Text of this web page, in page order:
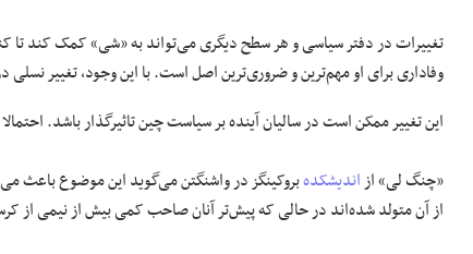
تغییرات در دفتر سیاسی و هر سطح دیگری می‌تواند به «شی» کمک کند تا
وفاداری برای او مهم‌ترین و ضروری‌ترین اصل است. با این وجود، تغییر
این تغییر ممکن است در سالیان آینده بر سیاست چین تاثیرگذار باشد.
«چنگ لی» ازاندیشکده
از آن متولد شده‌اند در حالی که پیش‌تر آنان صاحب کمی بیش از نیمی از